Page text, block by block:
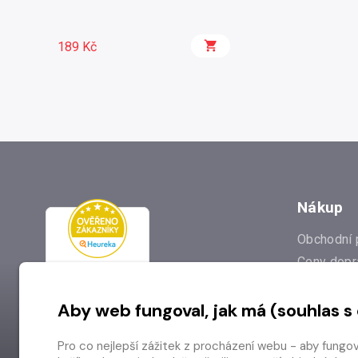
189 Kč
Nákup
Obchodní
Ceny
Prodejna
Aby web fungoval, jak má (souhlas
Pro co nejlepší zážitek z procházení webu - aby